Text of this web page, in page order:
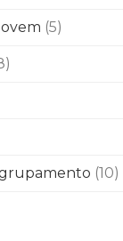
(5)
(10)